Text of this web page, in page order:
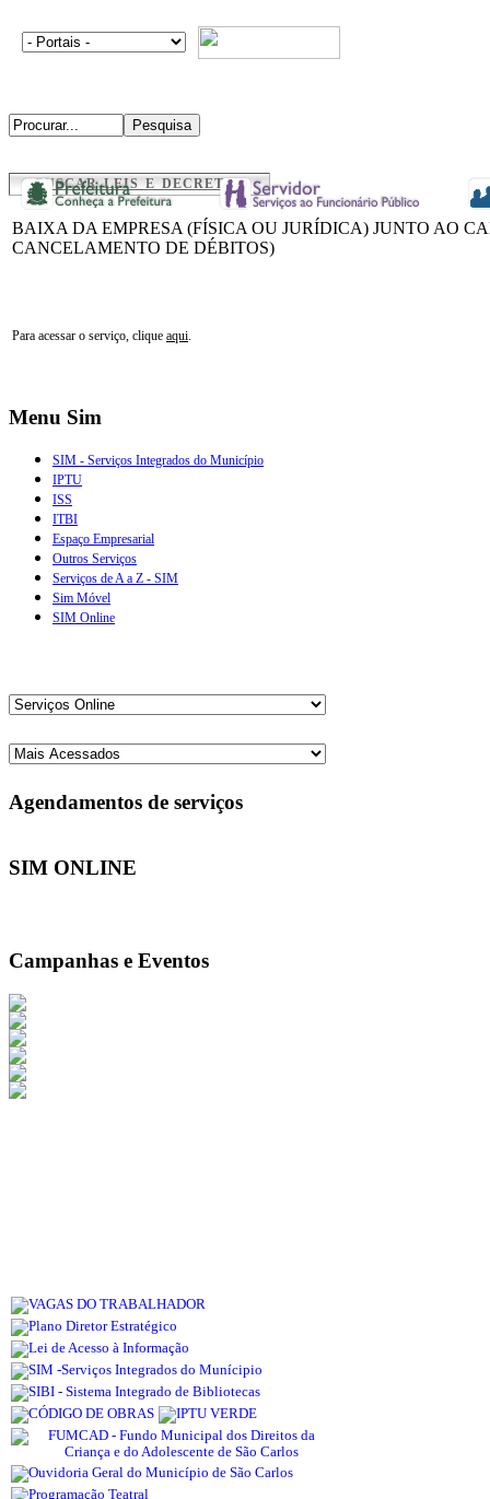
BUSCAR LEIS E DECRETOS
BAIXA DA EMPRESA (FÍSICA OU JURÍDICA) JUNTO AO
CANCELAMENTO DE DÉBITOS)
Para acessar o serviço, clique aqui.
Menu Sim
SIM - Serviços Integrados do Município
IPTU
ISS
ITBI
Espaço Empresarial
Outros Serviços
Serviços de A a Z - SIM
Sim Móvel
SIM Online
Agendamentos de serviços
SIM ONLINE
Campanhas e Eventos